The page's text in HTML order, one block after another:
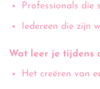
Professionals die
Iedereen die zijn
Wat leer je tijdens
Het creëren van